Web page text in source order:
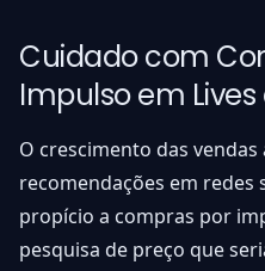
Cuidado com
Impulso em Lives
O crescimento das vendas
recomendações em redes
propício a compras por
pesquisa de preço que